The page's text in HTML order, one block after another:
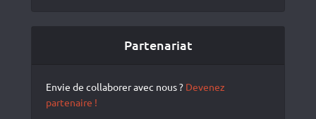
Partenariat
Envie de collaborer avec nous ? Devenez
partenaire !